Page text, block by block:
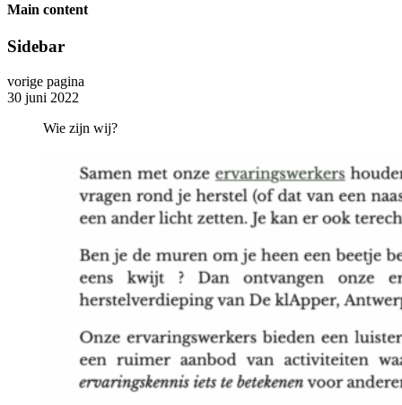
Main content
Sidebar
vorige pagina
30 juni 2022
Wie zijn wij?